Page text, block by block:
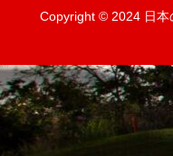
Copyright © 2024 日本